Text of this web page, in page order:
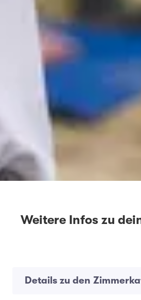
Weitere Infos zu
Details zu den